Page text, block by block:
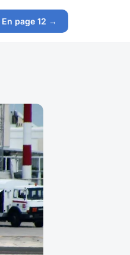
En page 12 →